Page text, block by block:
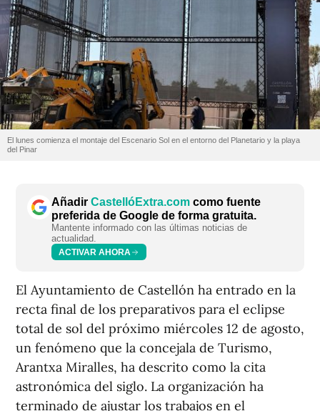
El lunes comienza el montaje del Escenario Sol en el entorno del Planetario y la playa
del Pinar
Añadir CastellóExtra.com como fuente
preferida de Google de forma gratuita.
Mantente informado con las últimas noticias de
actualidad.
ACTIVAR AHORA
El Ayuntamiento de Castellón ha entrado en la
recta final de los preparativos para el eclipse
total de sol del próximo miércoles 12 de agosto,
un fenómeno que la concejala de Turismo,
Arantxa Miralles, ha descrito como la cita
astronómica del siglo. La organización ha
terminado de ajustar los trabajos en el